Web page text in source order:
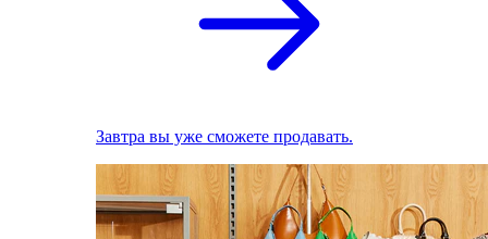
Завтра вы уже сможете продавать.